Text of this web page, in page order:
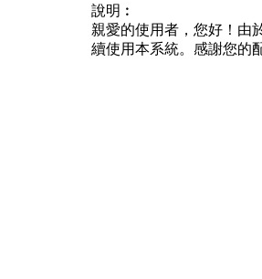
說明︰
親愛的使用者，您好！由
續使用本系統。感謝您的